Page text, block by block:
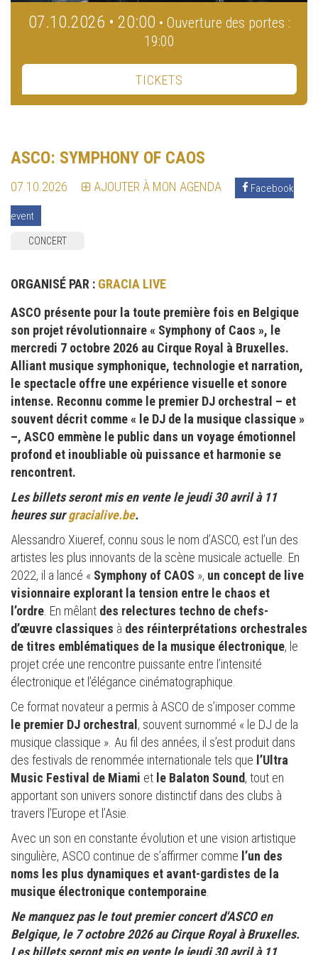
07.10.2026 • 20:00 • Ouverture des portes :
19:00
TICKETS
ASCO: SYMPHONY OF CAOS
07.10.2026 AJOUTER À MON AGENDA Facebook
event
CONCERT
ORGANISÉ PAR : GRACIA LIVE
ASCO présente pour la toute première fois en Belgique
son projet révolutionnaire « Symphony of Caos », le
mercredi 7 octobre 2026 au Cirque Royal à Bruxelles.
Alliant musique symphonique, technologie et narration,
le spectacle offre une expérience visuelle et sonore
intense. Reconnu comme le premier DJ orchestral – et
souvent décrit comme « le DJ de la musique classique »
–, ASCO emmène le public dans un voyage émotionnel
profond et inoubliable où puissance et harmonie se
rencontrent.
Les billets seront mis en vente le jeudi 30 avril à 11
heures surgracialive.be.
Alessandro Xiueref, connu sous le nom d’ASCO, est l’un des
artistes les plus innovants de la scène musicale actuelle. En
2022, il a lancé « Symphony of CAOS », un concept de live
visionnaire explorant la tension entre le chaos et
l’ordre. En mêlant des relectures techno de chefs-
d’œuvre classiques à des réinterprétations orchestrales
de titres emblématiques de la musique électronique, le
projet crée une rencontre puissante entre l’intensité
électronique et l’élégance cinématographique.
Ce format novateur a permis à ASCO de s’imposer comme
le premier DJ orchestral , souvent surnommé « le DJ de la
musique classique ». Au fil des années, il s’est produit dans
des festivals de renommée internationale tels que l’Ultra
Music Festival de Miami et le Balaton Sound, tout en
apportant son univers sonore distinctif dans des clubs à
travers l’Europe et l’Asie.
Avec un son en constante évolution et une vision artistique
singulière, ASCO continue de s’affirmer comme l’un des
noms les plus dynamiques et avant-gardistes de la
musique électronique contemporaine.
Ne manquez pas le tout premier concert d'ASCO en
Belgique, le 7 octobre 2026 au Cirque Royal à Bruxelles.